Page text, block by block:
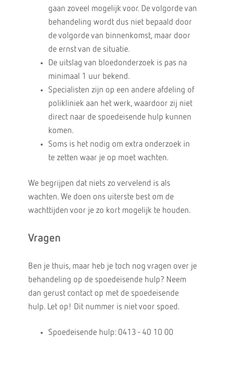
gaan zoveel mogelijk voor. De volgorde van
behandeling wordt dus niet bepaald door
de volgorde van binnenkomst, maar door
de ernst van de situatie.
De uitslag van bloedonderzoek is pas na
minimaal 1 uur bekend.
Specialisten zijn op een andere afdeling of
polikliniek aan het werk, waardoor zij niet
direct naar de spoedeisende hulp kunnen
komen.
Soms is het nodig om extra onderzoek in
te zetten waar je op moet wachten.
We begrijpen dat niets zo vervelend is als
wachten. We doen ons uiterste best om de
wachttijden voor je zo kort mogelijk te houden.
Vragen
Ben je thuis, maar heb je toch nog vragen over je
behandeling op de spoedeisende hulp? Neem
dan gerust contact op met de spoedeisende
hulp. Let op! Dit nummer is niet voor spoed.
Spoedeisende hulp: 0413 - 40 10 00